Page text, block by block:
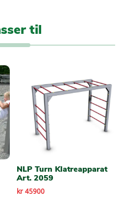
til
NLP Turn Klatreapparat
Art. 2059
kr 45900